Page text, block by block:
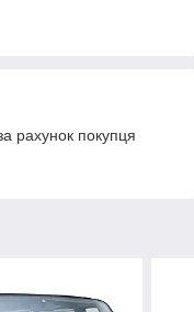
рахунок покупця